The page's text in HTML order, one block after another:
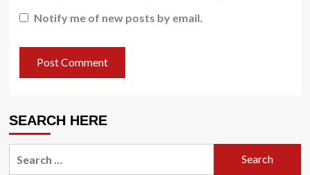
Notify me of new posts by email.
SEARCH HERE